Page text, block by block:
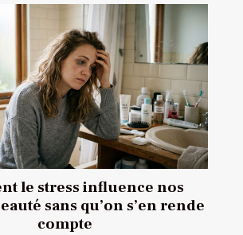
le stress influence nos
sans qu’on s’en rende
compte